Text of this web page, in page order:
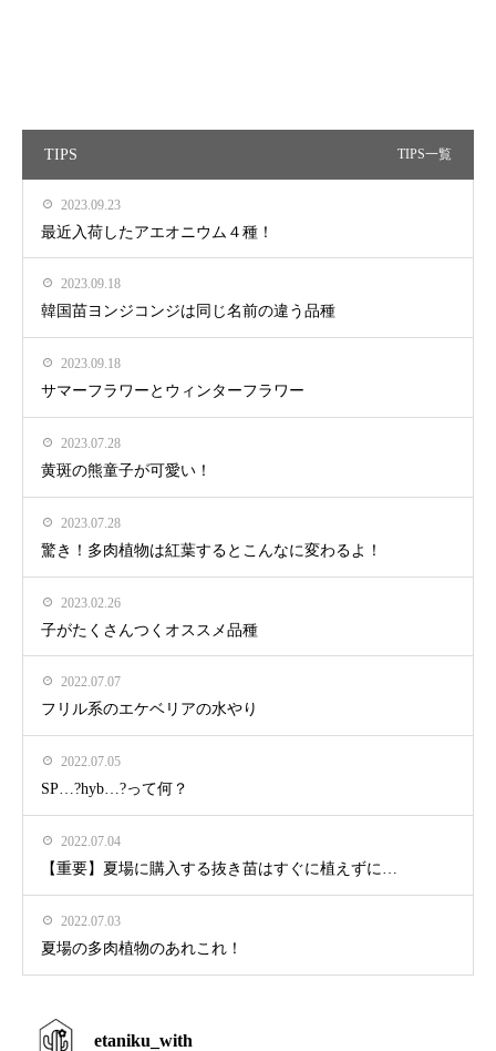
TIPS TIPS一覧
2023.09.23
最近入荷したアエオニウム４種！
2023.09.18
韓国苗ヨンジコンジは同じ名前の違う品種
2023.09.18
サマーフラワーとウィンターフラワー
2023.07.28
黄斑の熊童子が可愛い！
2023.07.28
驚き！多肉植物は紅葉するとこんなに変わるよ！
2023.02.26
子がたくさんつくオススメ品種
2022.07.07
フリル系のエケベリアの水やり
2022.07.05
SP…?hyb…?って何？
2022.07.04
【重要】夏場に購入する抜き苗はすぐに植えずに…
2022.07.03
夏場の多肉植物のあれこれ！
etaniku_with